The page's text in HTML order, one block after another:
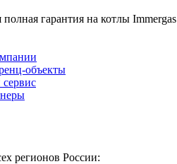
полная гарантия на котлы Immergas
объекты
сервис
регионов России: